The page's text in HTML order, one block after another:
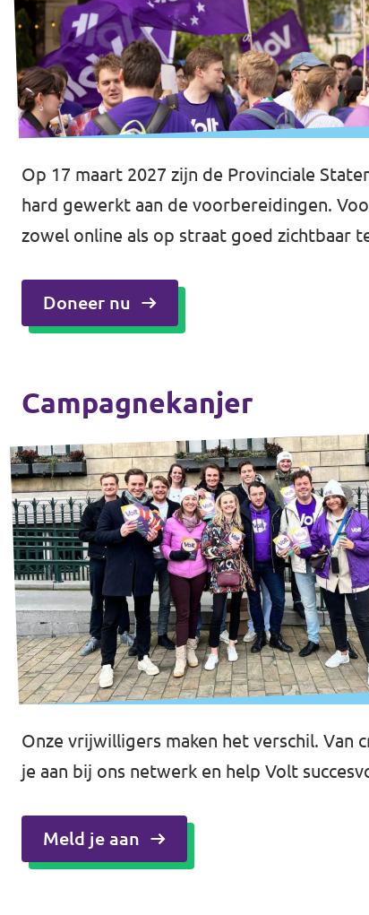
Volt Drenthe
Volt Fryslân
Volt Provincie Utrecht
...alle Volt provincies
Agenda
Doneer
Word lid
Word actief
Doneer
Contact
Sprekersaanvraag
Volt There - Buitenlandstichting Volt
Charge - Wetenschappelijk Platform Volt
Op 17 maart 2027 zijn de Provinciale
hard gewerkt aan de voorbereidingen.
zowel online als op straat goed zichtbaar
Doneer nu
Campagnekanjer
Onze vrijwilligers maken het verschil.
je aan bij ons netwerk en help Volt
Meld je aan